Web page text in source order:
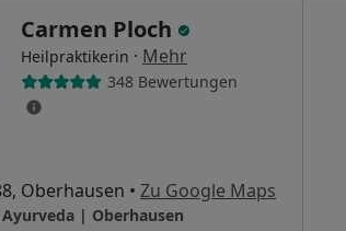
Carmen Ploch
Heilpraktikerin · Mehr
348 Bewertungen
Oberhausen • Zu Google Maps
| Oberhausen